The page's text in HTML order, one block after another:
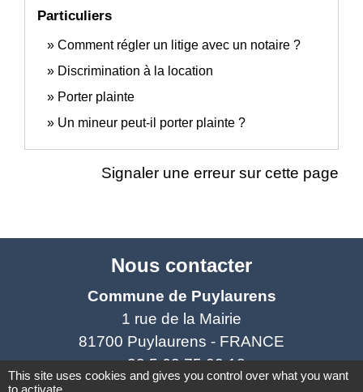
Particuliers
Comment régler un litige avec un notaire ?
Discrimination à la location
Porter plainte
Un mineur peut-il porter plainte ?
Signaler une erreur sur cette page
Nous contacter
Commune de Puylaurens
1 rue de la Mairie
81700 Puylaurens - FRANCE
+33 5 63 75 00 18
This site uses cookies and gives you control over what you want
to activate